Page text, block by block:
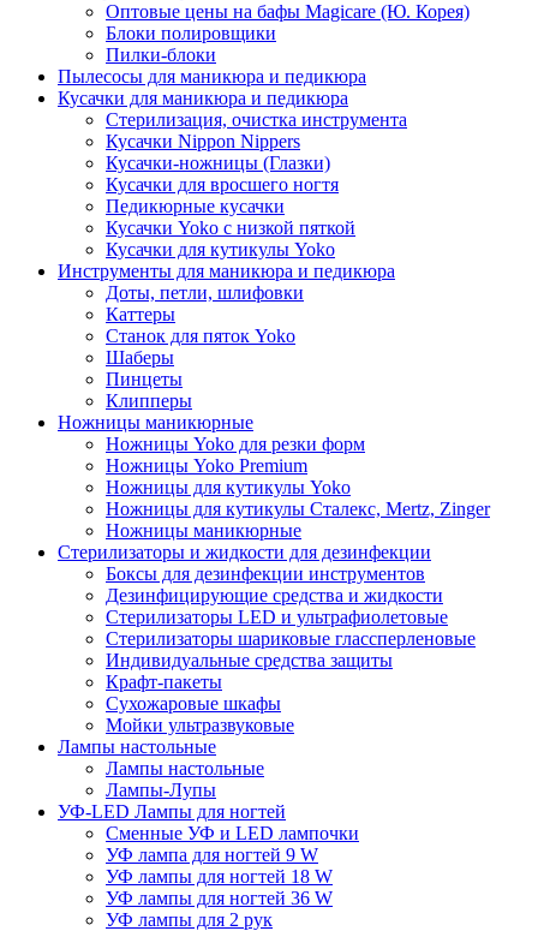
Оптовые цены на бафы Magicare (Ю. Корея)
Блоки полировщики
Пилки-блоки
Пылесосы для маникюра и педикюра
Кусачки для маникюра и педикюра
Стерилизация, очистка инструмента
Кусачки Nippon Nippers
Кусачки-ножницы (Глазки)
Кусачки для вросшего ногтя
Педикюрные кусачки
Кусачки Yoko с низкой пяткой
Кусачки для кутикулы Yoko
Инструменты для маникюра и педикюра
Доты, петли, шлифовки
Каттеры
Станок для пяток Yoko
Шаберы
Пинцеты
Клипперы
Ножницы маникюрные
Ножницы Yoko для резки форм
Ножницы Yoko Premium
Ножницы для кутикулы Yoko
Ножницы для кутикулы Сталекс, Mertz, Zinger
Ножницы маникюрные
Стерилизаторы и жидкости для дезинфекции
Боксы для дезинфекции инструментов
Дезинфицирующие средства и жидкости
Стерилизаторы LED и ультрафиолетовые
Стерилизаторы шариковые глассперленовые
Индивидуальные средства защиты
Крафт-пакеты
Сухожаровые шкафы
Мойки ультразвуковые
Лампы настольные
Лампы настольные
Лампы-Лупы
УФ-LED Лампы для ногтей
Сменные УФ и LED лампочки
УФ лампа для ногтей 9 W
УФ лампы для ногтей 18 W
УФ лампы для ногтей 36 W
УФ лампы для 2 рук